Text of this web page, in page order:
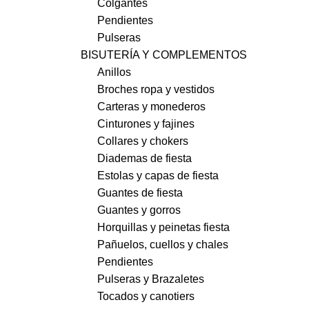
Colgantes
Pendientes
Pulseras
BISUTERÍA Y COMPLEMENTOS
Anillos
Broches ropa y vestidos
Carteras y monederos
Cinturones y fajines
Collares y chokers
Diademas de fiesta
Estolas y capas de fiesta
Guantes de fiesta
Guantes y gorros
Horquillas y peinetas fiesta
Pañuelos, cuellos y chales
Pendientes
Pulseras y Brazaletes
Tocados y canotiers